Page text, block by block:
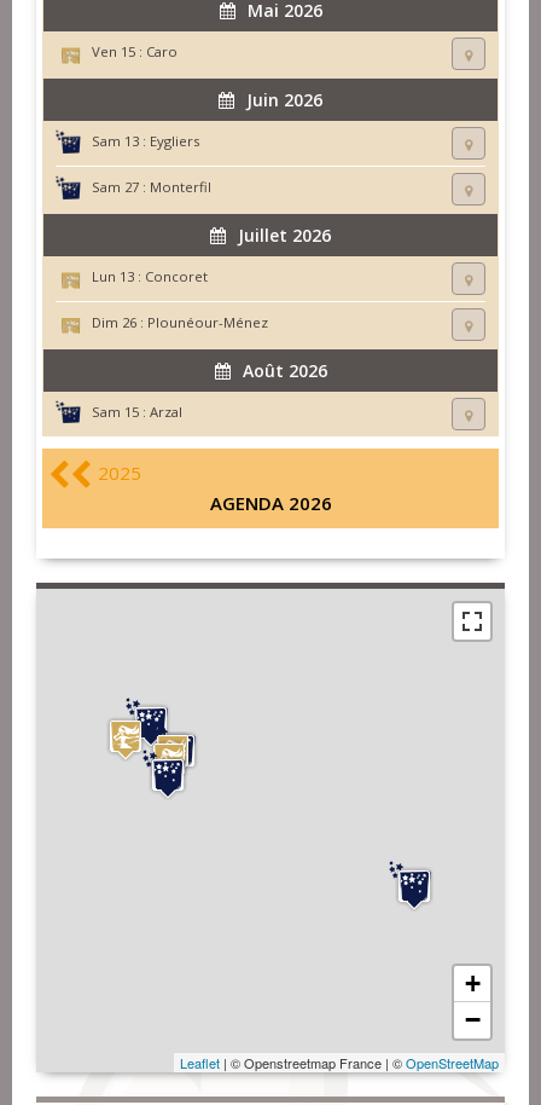
Mai 2026
Ven 15 : Caro
Juin 2026
Sam 13 : Eygliers
Sam 27 : Monterfil
Juillet 2026
Lun 13 : Concoret
Dim 26 : Plounéour-Ménez
Août 2026
Sam 15 : Arzal
2025
AGENDA 2026
+
−
Leaflet | © Openstreetmap France | ©OpenStreetMap